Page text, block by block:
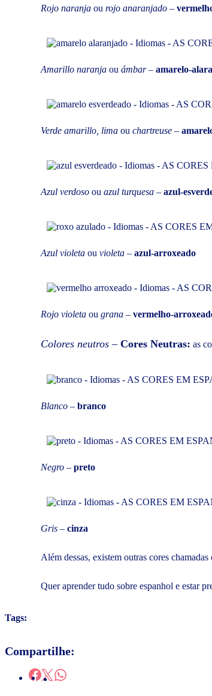
Rojo naranja ou rojo anaranjado –
Amarillo naranja ou ámbar– amarelo-
Verde amarillo, lima ou chartreuse –
Azul verdoso ou azul turquesa – azul-
Azul violeta ou violeta – azul-arroxeado
Rojo violeta ou grana – vermelho-
Colores neutros – Cores Neutras: as
Blanco – branco
Negro – preto
Gris – cinza
Além dessas, existem outras cores
Quer aprender tudo sobre espanhol e estar
Tags:
Compartilhe: